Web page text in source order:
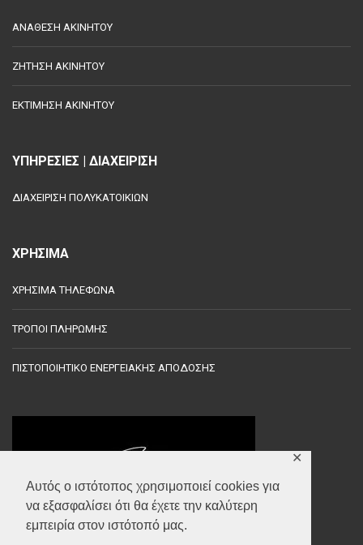
Αυτός ο ιστότοπος χρησιμοποιεί cookies για
να εξασφαλίσει ότι θα έχετε την καλύτερη
εμπειρία στον ιστότοπό μας.
✕
ΑΝΑΘΕΣΗ ΑΚΙΝΗΤΟΥ
ΖΗΤΗΣΗ ΑΚΙΝΗΤΟΥ
ΕΚΤΙΜΗΣΗ ΑΚΙΝΗΤΟΥ
ΥΠΗΡΕΣΙΕΣ | ΔΙΑΧΕΙΡΙΣΗ
ΔΙΑΧΕΙΡΙΣΗ ΠΟΛΥΚΑΤΟΙΚΙΩΝ
ΧΡΗΣΙΜΑ
ΧΡΗΣΙΜΑ ΤΗΛΕΦΩΝΑ
ΤΡΟΠΟΙ ΠΛΗΡΩΜΗΣ
ΠΙΣΤΟΠΟΙΗΤΙΚΟ ΕΝΕΡΓΕΙΑΚΗΣ ΑΠΟΔΟΣΗΣ